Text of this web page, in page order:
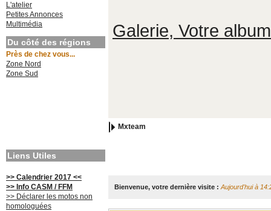
L'atelier
Petites Annonces
Multimédia
Du côté des régions
Près de chez vous...
Zone Nord
Zone Sud
Liens Utiles
>> Calendrier 2017 <<
>> Info CASM / FFM
>> Déclarer les motos non
homologuées
Galerie, Votre
Mxteam
Bienvenue, votre dernière visite : Aujourd'hui à